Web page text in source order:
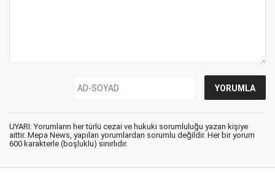
UYARI: Yorumların her türlü cezai ve hukuki sorumluluğu yazan kişiye
aittir. Mepa News, yapılan yorumlardan sorumlu değildir. Her bir yorum
600 karakterle (boşluklu) sınırlıdır.